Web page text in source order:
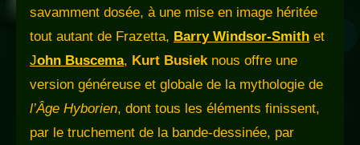
savamment dosée, à une mise en image héritée
tout autant de Frazetta, Barry Windsor-Smith et
John Buscema, Kurt Busiek nous offre une
version généreuse et globale de la mythologie de
l’Âge Hyborien, dont tous les éléments finissent,
par le truchement de la bande-dessinée, par